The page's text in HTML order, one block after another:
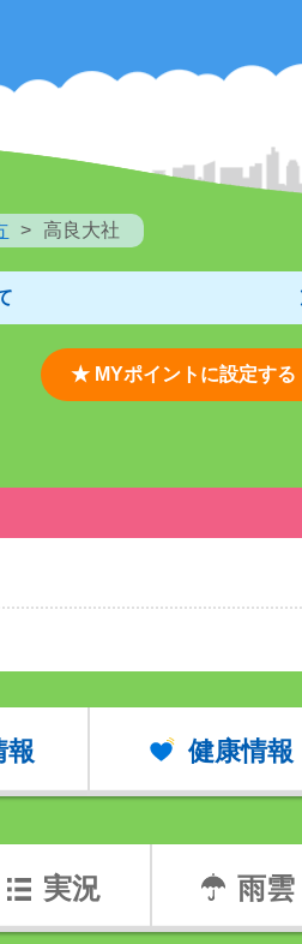
高良大社
★ MYポイントに設定する
報 健康情報
実況 雨雲